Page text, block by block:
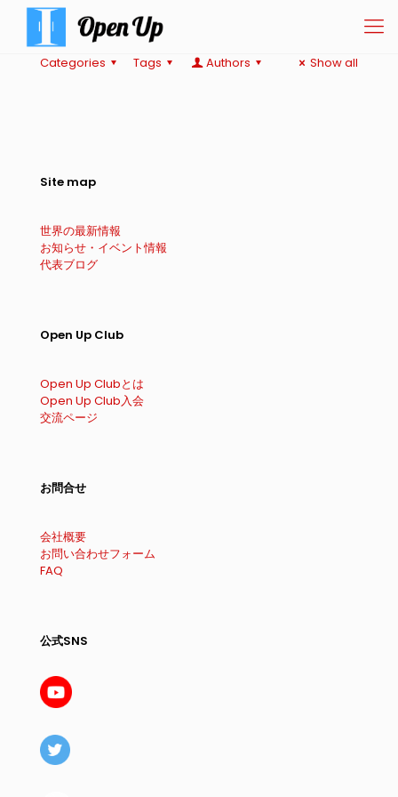
Categories Tags Authors Show all
Site map
世界の最新情報
お知らせ・イベント情報
代表ブログ
Open Up Club
Open Up Clubとは
Open Up Club入会
交流ページ
お問合せ
会社概要
お問い合わせフォーム
FAQ
公式SNS